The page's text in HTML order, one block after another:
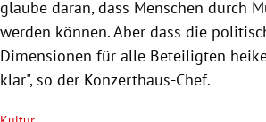
glaube daran, dass Menschen durch
werden können. Aber dass die
Dimensionen für alle Beteiligten
klar", so der Konzerthaus-Chef.